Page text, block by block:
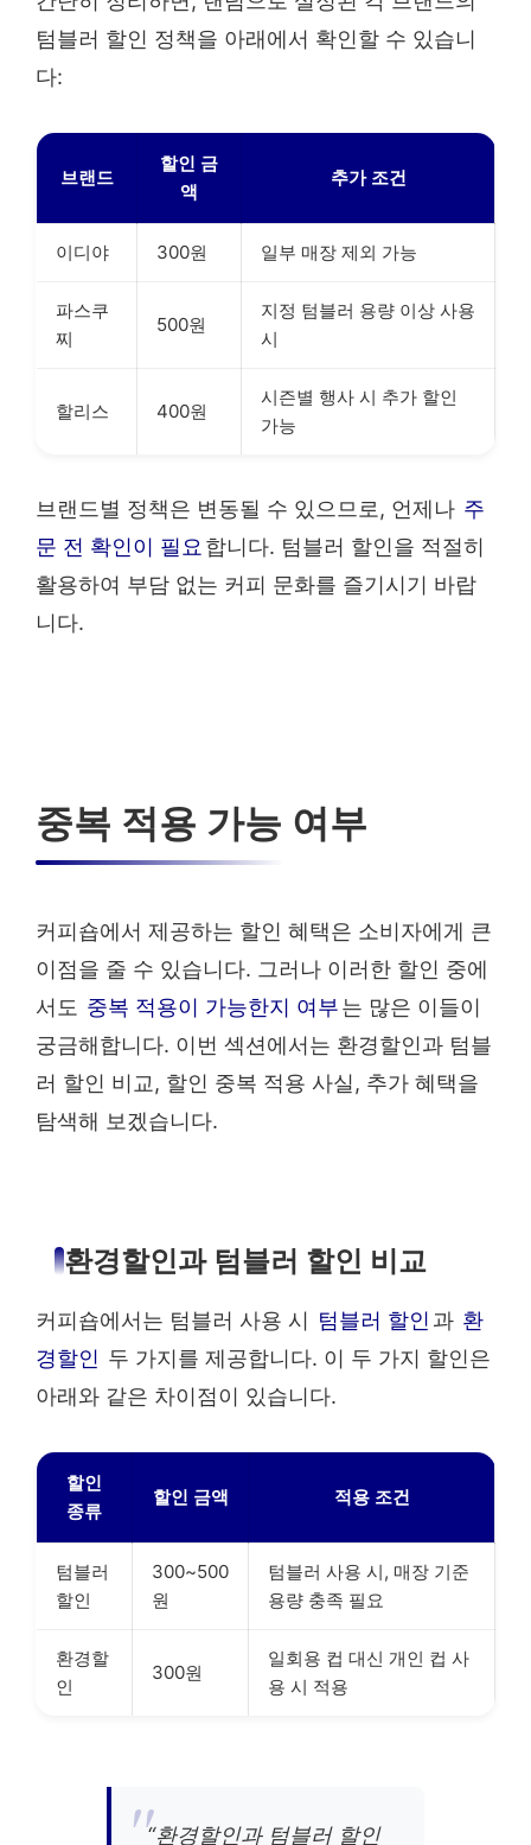
텀블러 할인 정책을 아래에서 확인할 수 있습니
다:
브랜드
할인 금
액
추가 조건
이디야 300원 일부 매장 제외 가능
파스쿠
찌
500원
지정 텀블러 용량 이상 사용
시
할리스 400원
시즌별 행사 시 추가 할인
가능
브랜드별 정책은 변동될 수 있으므로, 언제나 주
문 전 확인이 필요 합니다. 텀블러 할인을 적절히
활용하여 부담 없는 커피 문화를 즐기시기 바랍
니다.
중복 적용 가능 여부
커피숍에서 제공하는 할인 혜택은 소비자에게 큰
이점을 줄 수 있습니다. 그러나 이러한 할인 중에
서도 중복 적용이 가능한지 여부는 많은 이들이
궁금해합니다. 이번 섹션에서는 환경할인과 텀블
러 할인 비교, 할인 중복 적용 사실, 추가 혜택을
탐색해 보겠습니다.
환경할인과 텀블러 할인 비교
커피숍에서는 텀블러 사용 시 텀블러 할인 과 환
경할인 두 가지를 제공합니다. 이 두 가지 할인은
아래와 같은 차이점이 있습니다.
할인
종류
할인 금액 적용 조건
텀블러
할인
300~500
원
텀블러 사용 시, 매장 기준
용량 충족 필요
환경할
인
300원
일회용 컵 대신 개인 컵 사
용 시 적용
“환경할인과 텀블러 할인